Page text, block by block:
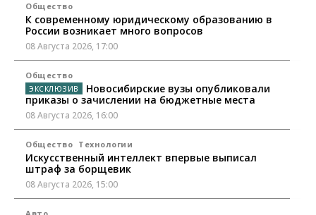
Общество
К современному юридическому образованию в
России возникает много вопросов
08 Августа 2026, 17:00
Общество
Новосибирские вузы опубликовали
приказы о зачислении на бюджетные места
08 Августа 2026, 16:00
Общество Технологии
Искусственный интеллект впервые выписал
штраф за борщевик
08 Августа 2026, 15:00